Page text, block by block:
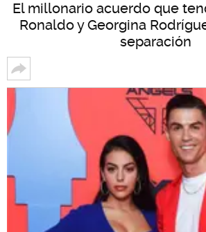
El millonario acuerdo que
Ronaldo y Georgina
separación